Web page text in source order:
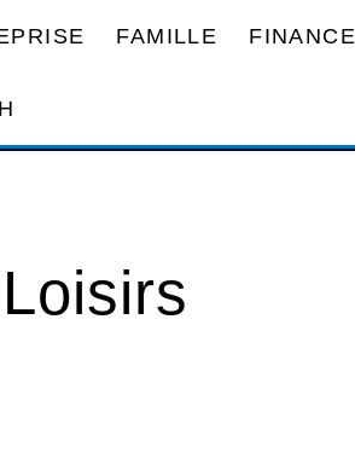
FAMILLE FINANCE
Loisirs